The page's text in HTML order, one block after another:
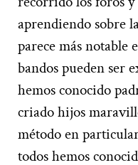
aprendiendo sobre
parece más notable
bandos pueden ser
hemos conocido
criado hijos
método en
todos hemos